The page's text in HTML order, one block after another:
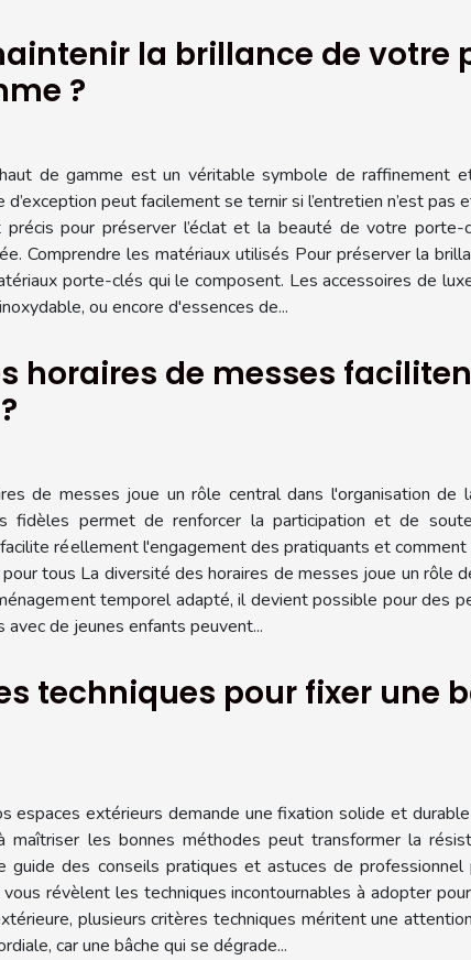
la brillance de votre
?
de gamme est un véritable symbole de raffinement
d’exception peut facilement se ternir si l’entretien n’est
pour préserver l’éclat et la beauté de votre porte-
Comprendre les matériaux utilisés Pour préserver la
porte-clés qui le composent. Les accessoires de
ou encore d'essences de...
horaires de messes
de messes joue un rôle central dans l'organisation de
fidèles permet de renforcer la participation et de
réellement l'engagement des pratiquants et
tous La diversité des horaires de messes joue un rôle
temporel adapté, il devient possible pour des
de jeunes enfants peuvent...
techniques pour fixer une
espaces extérieurs demande une fixation solide et
maîtriser les bonnes méthodes peut transformer la
guide des conseils pratiques et astuces de
révèlent les techniques incontournables à adopter
plusieurs critères techniques méritent une
car une bâche qui se dégrade...